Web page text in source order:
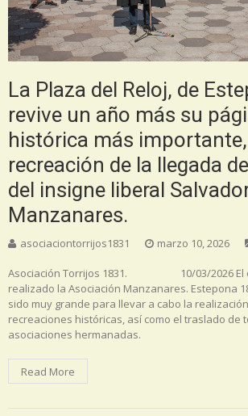
La Plaza del Reloj, de
revive un año más su
histórica más
recreación de la llegada
del insigne liberal
Manzanares.
asociaciontorrijos1831 marzo 10, 2026
Asociación Torrijos 1831. 10/03/2026 El
realizado la Asociación Manzanares. Estepona
sido muy grande para llevar a cabo la
recreaciones históricas, así como el traslado de
asociaciones hermanadas.
Read More